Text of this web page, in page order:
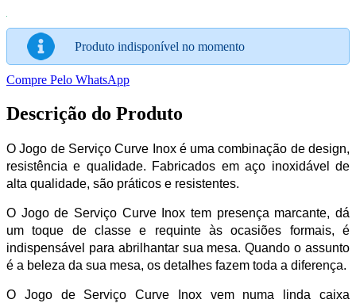
Produto indisponível no momento
Compre Pelo WhatsApp
Descrição do Produto
O Jogo de Serviço Curve Inox é uma combinação de design,
resistência e qualidade. Fabricados em aço inoxidável de
alta qualidade, são práticos e resistentes.
O Jogo de Serviço Curve Inox tem presença marcante, dá
um toque de classe e requinte às ocasiões formais, é
indispensável para abrilhantar sua mesa. Quando o assunto
é a beleza da sua mesa, os detalhes fazem toda a diferença.
O Jogo de Serviço Curve Inox vem numa linda caixa